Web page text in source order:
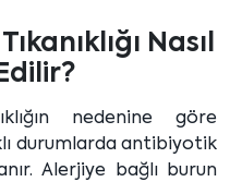
Nasıl
nedenine göre
durumlarda antibiyotik
Alerjiye bağlı burun